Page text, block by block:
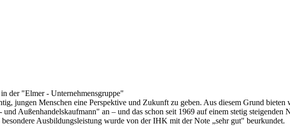
der "Elmer - Unternehmensgruppe"
jungen Menschen eine Perspektive und Zukunft zu geben. Aus diesem Grund
Außenhandelskaufmann" an – und das schon seit 1969 auf einem stetig
Ausbildungsleistung wurde von der IHK mit der Note „sehr gut" beurkundet.